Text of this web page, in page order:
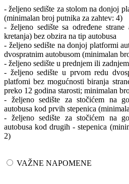
- željeno sedište za stolom na donjoj
(minimalan broj putnika za zahtev: 4)
- željeno sedište sa određene
kretanja) bez obzira na tip autobusa
- željeno sedište na donjoj platformi
dvospratnim autobusom (minimalan
- željeno sedište u prednjem ili
- željeno sedište u prvom redu
platfomi bez mogućnosti biranja
preko 12 godina starosti; minimalan
- željeno sedište za stočićem na
autobusa kod prvih stepenica
- željeno sedište za stočićem na
autobusa kod drugih - stepenica
2)
VAŽNE NAPOMENE